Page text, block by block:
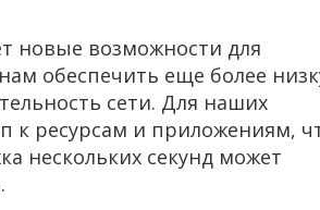
новые возможности для
обеспечить еще более
сети. Для наших
к ресурсам и приложениям,
нескольких секунд может